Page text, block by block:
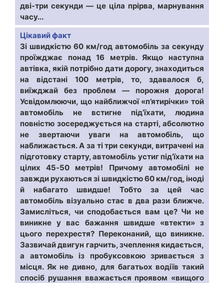
дві-три секунди — це ціла прірва, марнування
часу...
Цікавий факт
Зі швидкістю 60 км/год автомобіль за секунду
проїжджає понад 16 метрів. Якщо наступна
автівка, якій потрібно дати дорогу, знаходиться
на відстані 100 метрів, то, здавалося б,
виїжджай без проблем — порожня дорога!
Усвідомлюючи, що найближчої «п’ятирічки» той
автомобіль не встигне під’їхати, людина
повністю зосереджується на старті, абсолютно
не звертаючи уваги на автомобіль, що
наближається. А за ті три секунди, витрачені на
підготовку старту, автомобіль устиг під’їхати на
цілих 45-50 метрів! Причому автомобілі не
завжди рухаються зі швидкістю 60 км/год, іноді
й набагато швидше! Тобто за цей час
автомобіль візуально стає в два рази ближче.
Замисліться, чи сподобається вам це? Чи не
виникне у вас бажання швидше «втекти» з
цього перехрестя? Переконаний, що виникне.
Зазвичай двигун гарчить, зчеплення кидається,
а автомобіль із пробуксовкою зривається з
місця. Як не дивно, для багатьох водіїв такий
спосіб рушання вважається проявом «вищого